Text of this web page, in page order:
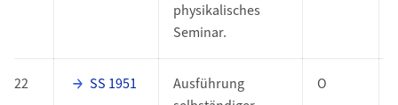
physikalisches
Seminar.
22 SS 1951
Ausführung
O